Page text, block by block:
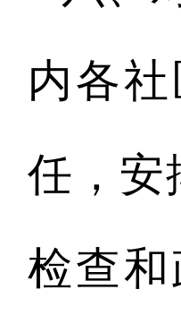
内各
任，安
检查